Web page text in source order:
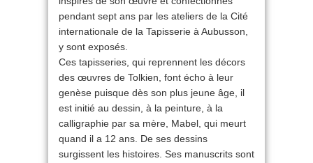
pendant sept ans par les ateliers de la Cité
internationale de la Tapisserie à Aubusson,
y sont exposés.
Ces tapisseries, qui reprennent les décors
des œuvres de Tolkien, font écho à leur
genèse puisque dès son plus jeune âge, il
est initié au dessin, à la peinture, à la
calligraphie par sa mère, Mabel, qui meurt
quand il a 12 ans. De ses dessins
surgissent les histoires. Ses manuscrits sont